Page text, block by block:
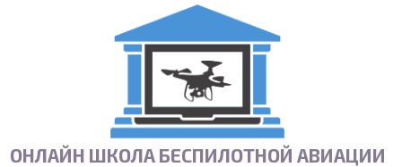
ОНЛАЙН ШКОЛА БЕСПИЛОТНОЙ АВИАЦИИ